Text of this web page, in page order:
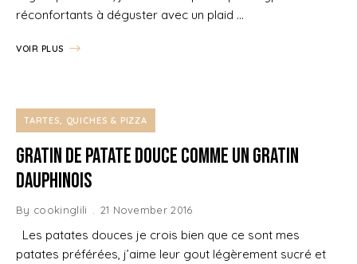
réconfortants à déguster avec un plaid …
VOIR PLUS
TARTES, QUICHES & PIZZA
Gratin de Patate douce comme un gratin
dauphinois
By cookinglili 21 November 2016
Les patates douces je crois bien que ce sont mes
patates préférées, j’aime leur gout légèrement sucré et